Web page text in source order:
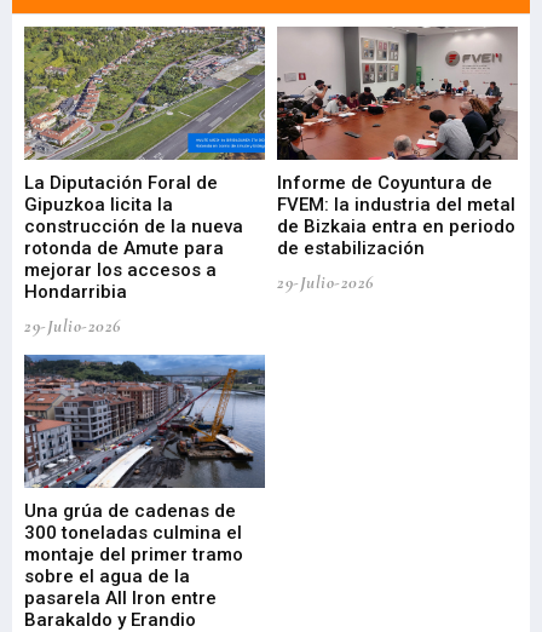
La Diputación Foral de
Gipuzkoa licita la
construcción de la nueva
rotonda de Amute para
mejorar los accesos a
Hondarribia
29-Julio-2026
Informe de Coyuntura de
FVEM: la industria del metal
de Bizkaia entra en periodo
de estabilización
29-Julio-2026
Una grúa de cadenas de
300 toneladas culmina el
montaje del primer tramo
sobre el agua de la
pasarela All Iron entre
Barakaldo y Erandio